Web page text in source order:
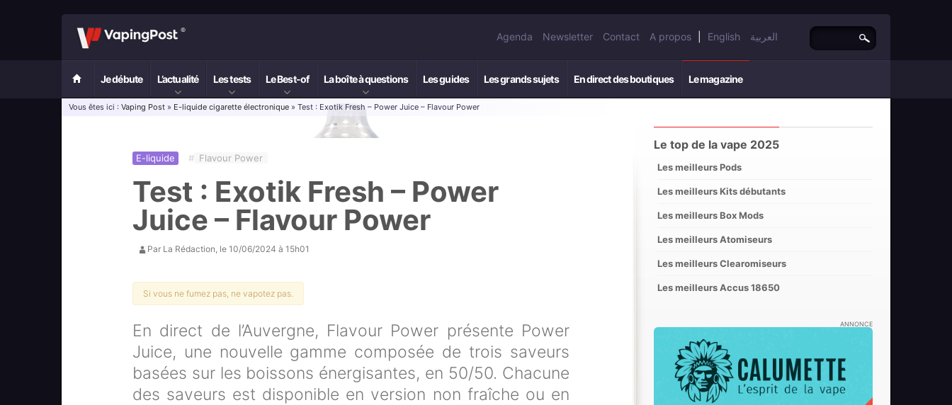
Agenda Newsletter Contact A propos English العربية
Je débute L’actualité Les tests Le Best-of La boîte à questions Les guides Les grands sujets En direct des boutiques Le magazine
Vous êtes ici : Vaping Post » E-liquide cigarette électronique » Test : Exotik Fresh – Power Juice – Flavour Power
Test : Exotik Fresh – Power
Juice – Flavour Power
E-liquide # Flavour Power
Par La Rédaction, le 10/06/2024 à 15h01
Si vous ne fumez pas, ne vapotez pas.
En direct de l’Auvergne, Flavour Power présente Power
Juice, une nouvelle gamme composée de trois saveurs
basées sur les boissons énergisantes, en 50/50. Chacune
des saveurs est disponible en version non fraîche ou en
Le top de la vape 2025
Les meilleurs Pods
Les meilleurs Kits débutants
Les meilleurs Box Mods
Les meilleurs Atomiseurs
Les meilleurs Clearomiseurs
Les meilleurs Accus 18650
ANNONCE